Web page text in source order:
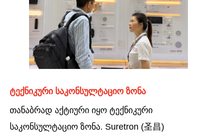
ტექნიკური საკონსულტაციო ზონა
თანაბრად აქტიური იყო ტექნიკური
საკონსულტაციო ზონა. Suretron (圣昌)